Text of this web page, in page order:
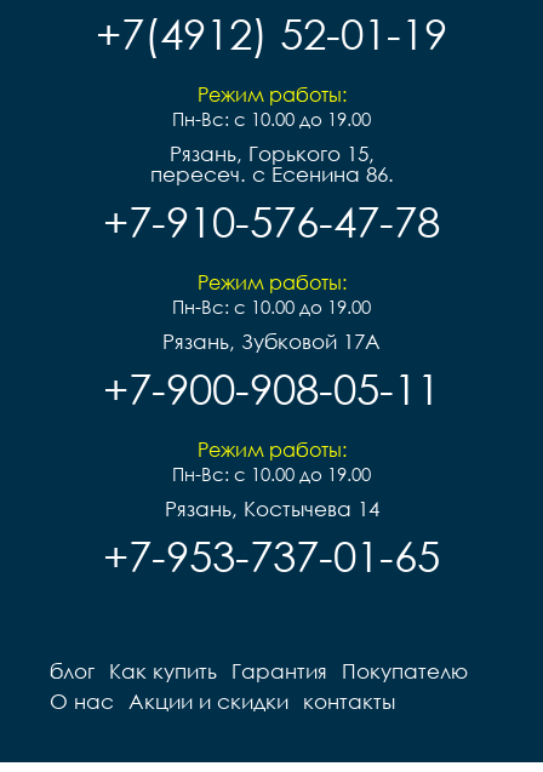
+7(4912) 52-01-19
Режим работы:
Пн-Вс: с 10.00 до 19.00
Рязань, Горького 15,
пересеч. с Есенина 86.
+7-910-576-47-78
Режим работы:
Пн-Вс: с 10.00 до 19.00
Рязань, Зубковой 17А
+7-900-908-05-11
Режим работы:
Пн-Вс: с 10.00 до 19.00
Рязань, Костычева 14
+7-953-737-01-65
блог Как купить Гарантия
Покупателю
О нас
Акции и скидки контакты